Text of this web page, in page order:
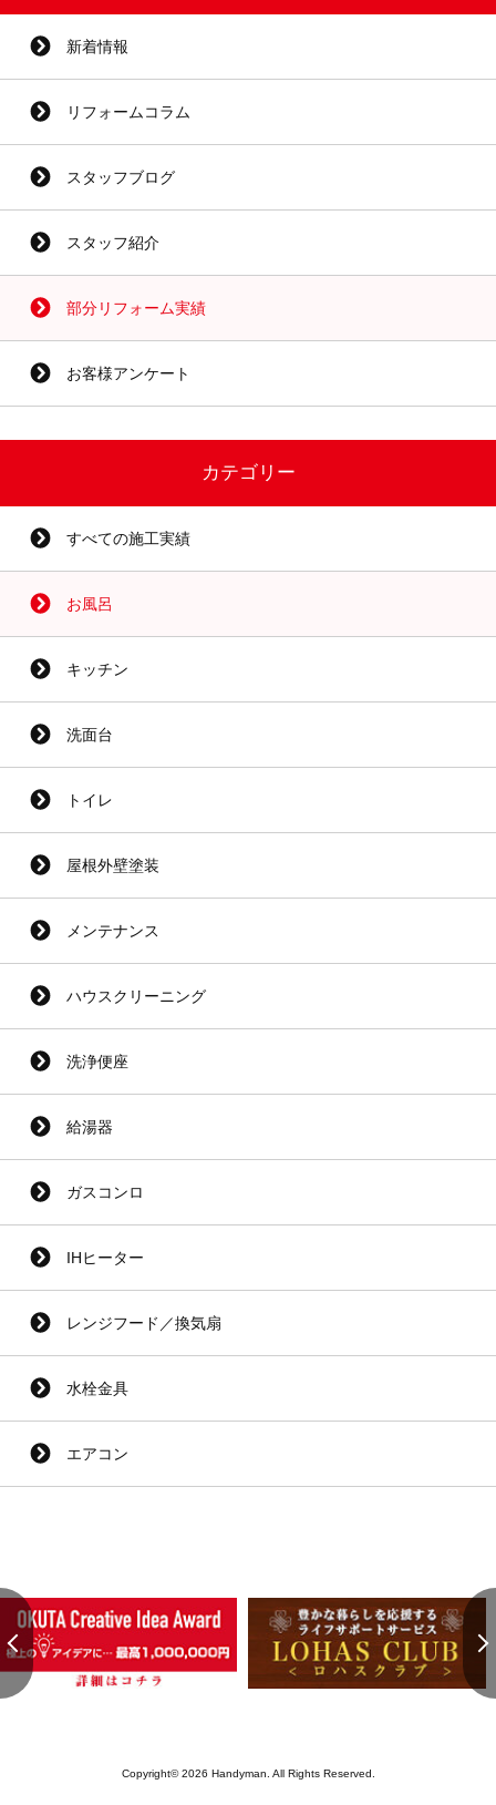
新着情報
リフォームコラム
スタッフブログ
スタッフ紹介
部分リフォーム実績
お客様アンケート
カテゴリー
すべての施工実績
お風呂
キッチン
洗面台
トイレ
屋根外壁塗装
メンテナンス
ハウスクリーニング
洗浄便座
給湯器
ガスコンロ
IHヒーター
レンジフード／換気扇
水栓金具
エアコン
Copyright© 2026 Handyman. All Rights Reserved.